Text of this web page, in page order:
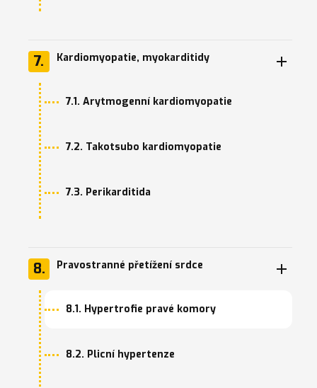
7. Kardiomyopatie, myokarditidy
7.1. Arytmogenní kardiomyopatie
7.2. Takotsubo kardiomyopatie
7.3. Perikarditida
8. Pravostranné přetížení srdce
8.1. Hypertrofie pravé komory
8.2. Plicní hypertenze